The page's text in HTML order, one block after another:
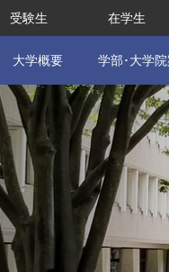
受験生 在学生
大学概要 学部･大学